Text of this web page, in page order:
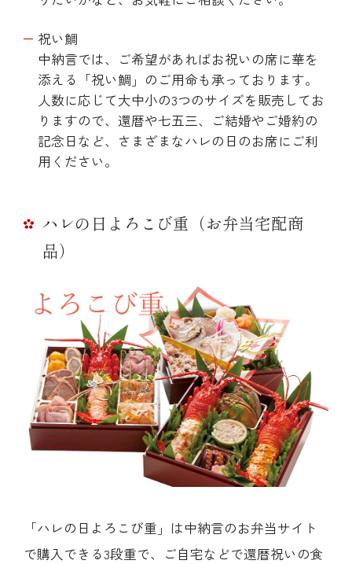
祝い鯛
中納言では、ご希望があればお祝いの席に華を
添える「祝い鯛」のご用命も承っております。
人数に応じて大中小の3つのサイズを販売してお
りますので、還暦や七五三、ご結婚やご婚約の
記念日など、さまざまなハレの日のお席にご利
用ください。
ハレの日よろこび重（お弁当宅配商
品）
「ハレの日よろこび重」は中納言のお弁当サイト
で購入できる3段重で、ご自宅などで還暦祝いの食